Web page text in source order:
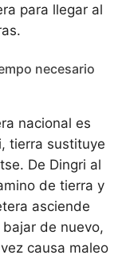
para llegar al
necesario
nacional es
tierra sustituye
De Dingri al
de tierra y
asciende
de nuevo,
causa maleo